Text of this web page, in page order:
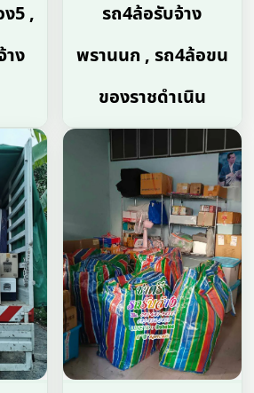
5 ,
ง
รถ4ล้อรับจ้าง
พรานนก , รถ4ล้อขน
ของราชดำเนิน